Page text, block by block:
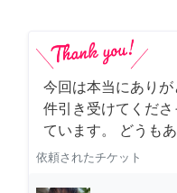
今回は本当にあり
件引き受けてくだ
ています。 どうも
依頼されたチケット